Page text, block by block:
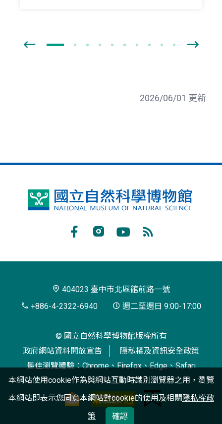
2026/06/01 更新
國
博
閱
404023 臺中市北區館前路一號
+886-4-2322-6940
週二至週日 9:00-17:00
© 國立自然科學博物館版權所有
政府網站資料開放宣告
隱私權及資訊安全政策
最佳瀏覽體驗：Chrome、Firefox、Edge、Safari
本網站使用cookie作為與網站互動時識別瀏覽器之用，瀏覽
本網站即表示您同意本網站對cookie的使用及相關隱私權政
策
確認